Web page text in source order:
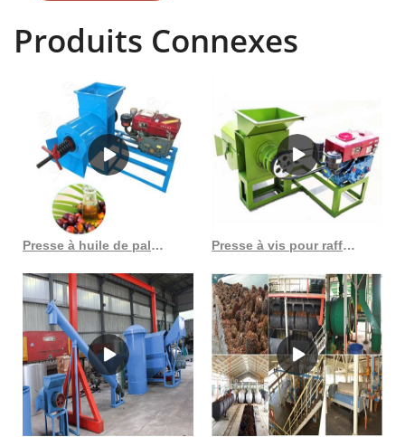
applications dans diverses unités de traitement et de fabrication du
concentration et la transformation de l'huile végétale. ANAND OIL
MILL PLANTS est une entreprise renommée impliquée dans la
fabrication et l’exportation d’une gamme complète d’usines de
traitement du pétrole. Ceux-ci comprennent l'extraction par solvant,
l'usine et les machines d'extraction d'huile, l'usine et les machines
de raffinage d'huile comestible, l'usine et les machines de traitement
des graines oléagineuses, l'usine et les machines de raffinerie
d'huile végétale, les usines d'extraction de solvant, les usines de
raffinage d'huile végétale, le moulin à huile. Les équipes techniques
sont prêtes à vous aider à concevoir et à installer un projet d'usine
d'huilerie en fonction de votre type d'oléagineux, de votre rendement
et de votre capacité de production. budget. Un certain nombre
d'usines d'huilerie pour la fabrication d'huile de soja, d'huile
d'arachide, d'huile de noix de coco, d'huile de sésame, d'huile de
coton, d'huile de colza, d'huile de tournesol, d'huile de germe de
maïs, d'huile de palme et d'huile de palmiste, etc. installé dans divers
pays comme Haïti, le Costa Rica, presse à huile de palme à haute
Produits Connexes
Presse à huile de palme à vis automatique, meilleure vente Presse à vis pour raffinerie de production d’huile de palme en Côte d’Ivoire